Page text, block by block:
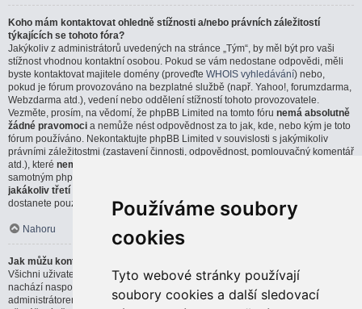
Používáme soubory
cookies
Tyto webové stránky používají
soubory cookies a další sledovací
Koho mám kontaktovat ohledně stížnosti a/nebo právních záležitostí
týkajících se tohoto fóra?
Jakýkoliv z administrátorů uvedených na stránce „Tým“, by měl být pro vaši
stížnost vhodnou kontaktní osobou. Pokud se vám nedostane odpovědi, měli
byste kontaktovat majitele domény (proveďte WHOIS vyhledávání) nebo,
pokud je fórum provozováno na bezplatné službě (např. Yahoo!, forumzdarma,
Webzdarma atd.), vedení nebo oddělení stížností tohoto provozovatele.
Vezměte, prosím, na vědomí, že phpBB Limited na tomto fóru nemá absolutně
žádné pravomoci a nemůže nést odpovědnost za to jak, kde, nebo kým je toto
fórum používáno. Nekontaktujte phpBB Limited v souvislosti s jakýmikoliv
právními záležitostmi (zastavení činnosti, odpovědnost, pomlouvačný komentář
atd.), které nemají přímou souvislost
samotným phpBB softwarem. Pokud pošlete email phpBB Limited týkající se
jakákoliv třetí strany
dostanete pouze strohou, nebo vůbec žádnou odpověď.
Nahoru
Jak můžu kontaktovat administrátora fóra?
Všichni uživatelé fóra můžou použít formulář „Kontaktujte nás“, který se
nachází naspodu všech stránek, pokud je tato možnost povolena
administrátorem fóra.